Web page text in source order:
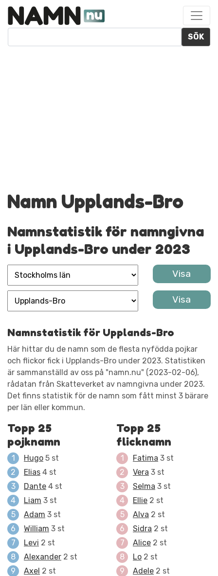
SÖK
Namn Upplands-Bro
Namnstatistik för namngivna
i Upplands-Bro under 2023
Namnstatistik för Upplands-Bro
Här hittar du de namn som de flesta nyfödda pojkar
och flickor fick i Upplands-Bro under 2023. Statistiken
är sammanställd av oss på "namn.nu" (2023-02-06),
rådatan från Skatteverket av namngivna under 2023.
Det finns statistik för de namn som fått minst 3 bärare
per län eller kommun.
Topp 25
pojknamn
Hugo 5 st
Elias 4 st
Dante 4 st
Liam 3 st
Adam 3 st
William 3 st
Levi 2 st
Alexander 2 st
Axel 2 st
Topp 25
flicknamn
Fatima 3 st
Vera 3 st
Selma 3 st
Ellie 2 st
Alva 2 st
Sidra 2 st
Alice 2 st
Lo 2 st
Adele 2 st